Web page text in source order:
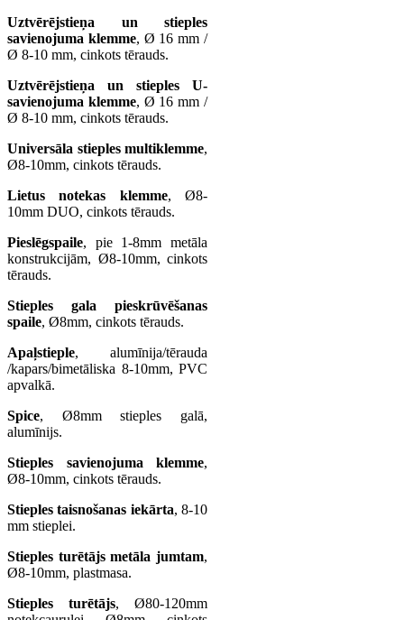
Uztvērējstieņa un stieples
savienojuma klemme, Ø 16 mm /
Ø 8-10 mm, cinkots tērauds.
Uztvērējstieņa un stieples U-
savienojuma klemme, Ø 16 mm /
Ø 8-10 mm, cinkots tērauds.
Universāla stieples multiklemme,
Ø8-10mm, cinkots tērauds.
Lietus notekas klemme, Ø8-
10mm DUO, cinkots tērauds.
Pieslēgspaile, pie 1-8mm metāla
konstrukcijām, Ø8-10mm, cinkots
tērauds.
Stieples gala pieskrūvēšanas
spaile, Ø8mm, cinkots tērauds.
Apaļstieple, alumīnija/tērauda
/kapars/bimetāliska 8-10mm, PVC
apvalkā.
Spice, Ø8mm stieples galā,
alumīnijs.
Stieples savienojuma klemme,
Ø8-10mm, cinkots tērauds.
Stieples taisnošanas iekārta, 8-10
mm stieplei.
Stieples turētājs metāla jumtam,
Ø8-10mm, plastmasa.
Stieples turētājs, Ø80-120mm